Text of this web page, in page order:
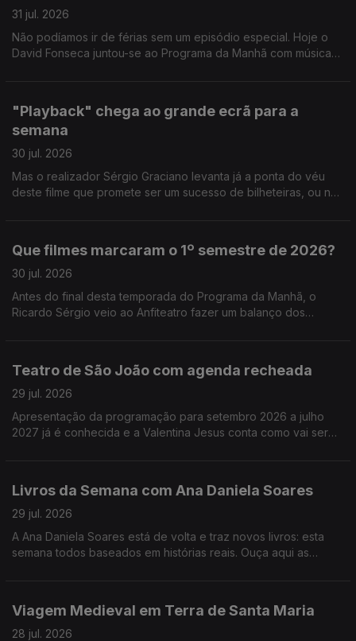
31 jul. 2026
Não podíamos ir de férias sem um episódio especial. Hoje o
David Fonseca juntou-se ao Programa da Manhã com música
"Playback" chega ao grande ecrã para a
semana
30 jul. 2026
Mas o realizador Sérgio Graciano levanta já a ponta do véu
deste filme que promete ser um sucesso de bilheteiras, ou não
Que filmes marcaram o 1º semestre de 2026?
30 jul. 2026
Antes do final desta temporada do Programa da Manhã, o
Ricardo Sérgio veio ao Anfiteatro fazer um balanço dos
Teatro de São João com agenda recheada
29 jul. 2026
Apresentação da programação para setembro 2026 a julho
2027 já é conhecida e a Valentina Jesus conta como vai ser
Livros da Semana com Ana Daniela Soares
29 jul. 2026
A Ana Daniela Soares está de volta e traz novos livros: esta
semana todos baseados em histórias reais. Ouça aqui as
Viagem Medieval em Terra de Santa Maria
28 jul. 2026